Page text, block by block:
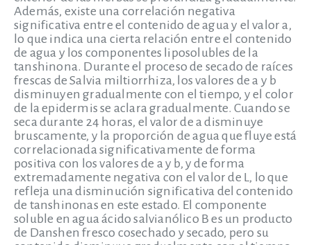
Además, existe una correlación negativa
significativa entre el contenido de agua y el valor a,
lo que indica una cierta relación entre el contenido
de agua y los componentes liposolubles de la
tanshinona. Durante el proceso de secado de raíces
frescas de Salvia miltiorrhiza, los valores de a y b
disminuyen gradualmente con el tiempo, y el color
de la epidermis se aclara gradualmente. Cuando se
seca durante 24 horas, el valor de a disminuye
bruscamente, y la proporción de agua que fluye está
correlacionada significativamente de forma
positiva con los valores de a y b, y de forma
extremadamente negativa con el valor de L, lo que
refleja una disminución significativa del contenido
de tanshinonas en este estado. El componente
soluble en agua ácido salvianólico B es un producto
de Danshen fresco cosechado y secado, pero su